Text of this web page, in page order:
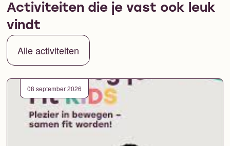
Activiteiten die je vast ook leuk
vindt
Alle activiteiten
08 september 2026